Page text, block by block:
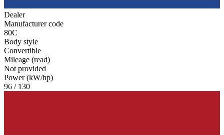
Dealer
Manufacturer code
80C
Body style
Convertible
Mileage (read)
Not provided
Power (kW/hp)
96 / 130